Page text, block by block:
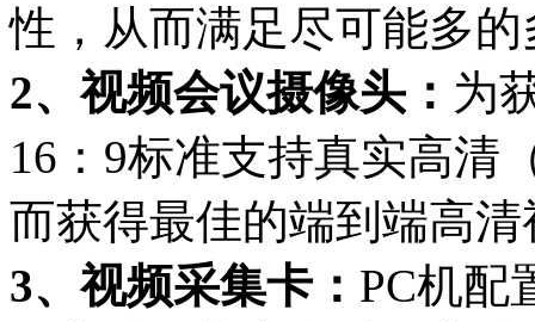
性，从而满足尽可能多
2、视频会议摄像头： 为
16：9标准支持真实高清
而获得最佳的端到端高
3、视频采集卡： PC机配